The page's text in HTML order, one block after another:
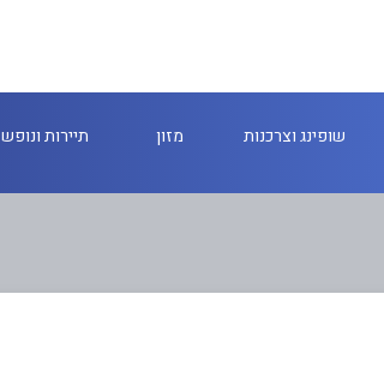
שופינג וצרכנות מזון תיירות ונופש